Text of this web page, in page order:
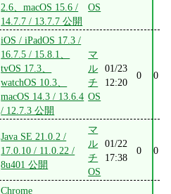
2.6、macOS 15.6 /
14.7.7 / 13.7.7 公開
OS
iOS / iPadOS 17.3 /
16.7.5 / 15.8.1、
tvOS 17.3、
watchOS 10.3、
macOS 14.3 / 13.6.4
/ 12.7.3 公開
マ
ル
チ
OS
01/23
12:20
0 0
Java SE 21.0.2 /
17.0.10 / 11.0.22 /
8u401 公開
マ
ル
チ
OS
01/22
17:38
0 0
Chrome